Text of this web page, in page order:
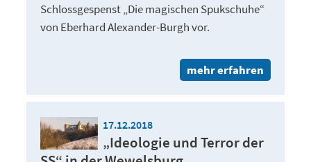
Schlossgespenst „Die magischen Spukschuhe“
von Eberhard Alexander-Burgh vor.
mehr erfahren
17.12.2018
„Ideologie und Terror der